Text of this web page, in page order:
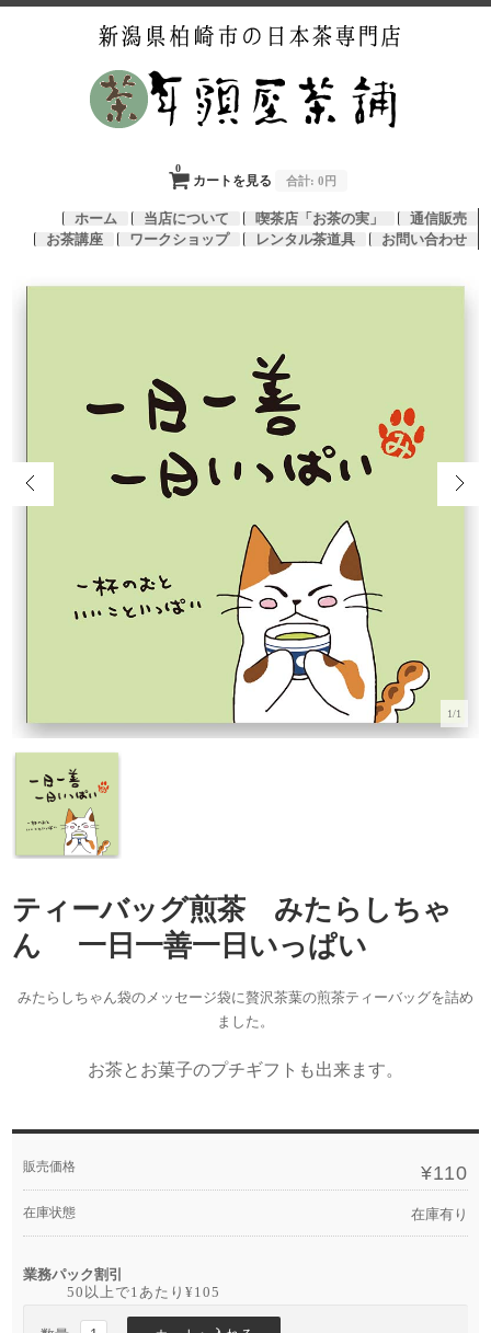
カートを見る
0
合計: 0円
ホーム 当店について 喫茶店「お茶の実」
通信販売
お茶講座
ワークショップ レンタル茶道具 お問い合わせ
1/1
ティーバッグ煎茶 みたらしちゃ
ん 一日一善一日いっぱい
みたらしちゃん袋のメッセージ袋に贅沢茶葉の煎茶ティーバッグを詰め
ました。
お茶とお菓子のプチギフトも出来ます。
販売価格 ¥110
在庫状態 在庫有り
業務パック割引
50以上で1あたり¥105